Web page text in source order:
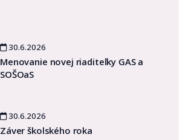
30.6.2026
Menovanie novej riaditeľky GAS a
SOŠOaS
30.6.2026
Záver školského roka